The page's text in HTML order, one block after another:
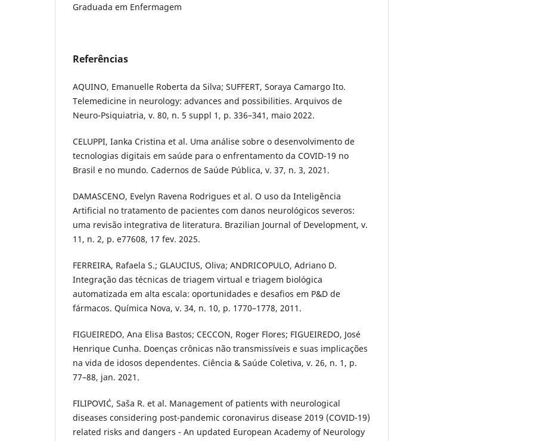
Graduada em Enfermagem
Referências
AQUINO, Emanuelle Roberta da Silva; SUFFERT, Soraya Camargo Ito.
Telemedicine in neurology: advances and possibilities. Arquivos de
Neuro-Psiquiatria, v. 80, n. 5 suppl 1, p. 336–341, maio 2022.
CELUPPI, Ianka Cristina et al. Uma análise sobre o desenvolvimento de
tecnologias digitais em saúde para o enfrentamento da COVID-19 no
Brasil e no mundo. Cadernos de Saúde Pública, v. 37, n. 3, 2021.
DAMASCENO, Evelyn Ravena Rodrigues et al. O uso da Inteligência
Artificial no tratamento de pacientes com danos neurológicos severos:
uma revisão integrativa de literatura. Brazilian Journal of Development, v.
11, n. 2, p. e77608, 17 fev. 2025.
FERREIRA, Rafaela S.; GLAUCIUS, Oliva; ANDRICOPULO, Adriano D.
Integração das técnicas de triagem virtual e triagem biológica
automatizada em alta escala: oportunidades e desafios em P&D de
fármacos. Química Nova, v. 34, n. 10, p. 1770–1778, 2011.
FIGUEIREDO, Ana Elisa Bastos; CECCON, Roger Flores; FIGUEIREDO, José
Henrique Cunha. Doenças crônicas não transmissíveis e suas implicações
na vida de idosos dependentes. Ciência & Saúde Coletiva, v. 26, n. 1, p.
77–88, jan. 2021.
FILIPOVIĆ, Saša R. et al. Management of patients with neurological
diseases considering post-pandemic coronavirus disease 2019 (COVID-19)
related risks and dangers - An updated European Academy of Neurology